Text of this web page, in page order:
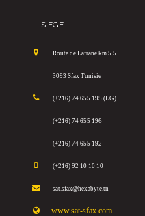
SIEGE
Route de Lafrane km 5.5
3093 Sfax Tunisie
(+216) 74 655 195 (LG)
(+216) 74 655 196
(+216) 74 655 192
(+216) 92 10 10 10
sat.sfax@hexabyte.tn
www.sat-sfax.com